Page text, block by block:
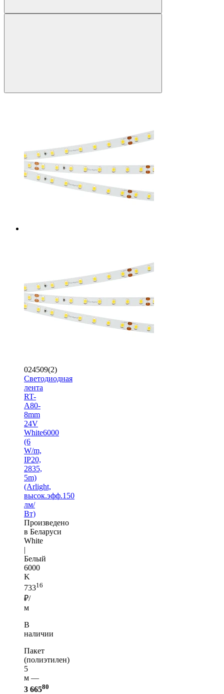
024509(2)
Светодиодная
лента
RT-
A80-
8mm
24V
White6000
(6
W/m,
IP20,
2835,
5m)
(Arlight,
высок.эфф.150
лм/
Вт)
Произведено
в Беларуси
White
|
Белый
6000
K
73316
₽/
м
В
наличии
Пакет
(полиэтилен)
5
м —
3 66580